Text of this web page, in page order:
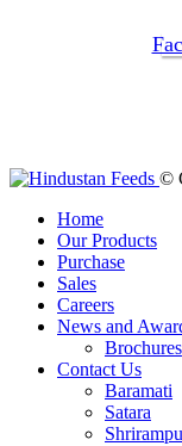
©
Home
Our Products
Purchase
Sales
Careers
News and
Brochures
Contact Us
Baramati
Satara